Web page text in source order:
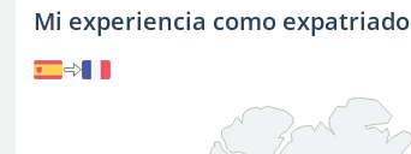
Mi experiencia como expatriado